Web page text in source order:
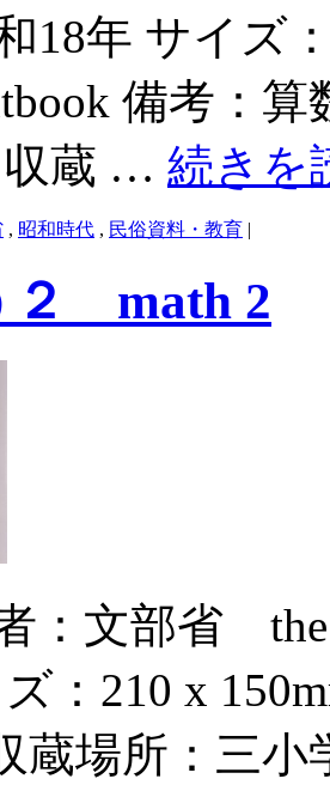
18年 サイズ
備考：算
収蔵 … 続きを
, 昭和時代 , 民俗資料・教育 |
２ math 2
：文部省 the
ズ：210 x
蔵場所：三